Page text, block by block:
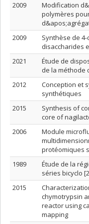
2009
Modification
polymères
2009
Synthèse de
disaccharides
2021
Étude de
de la méthode
2012
Conception et
synthétiques
2015
Synthesis of
core of
2006
Module
protéomiques
1989
Étude de la
séries bicyclo
2015
chymotrypsin
reactor using
mapping